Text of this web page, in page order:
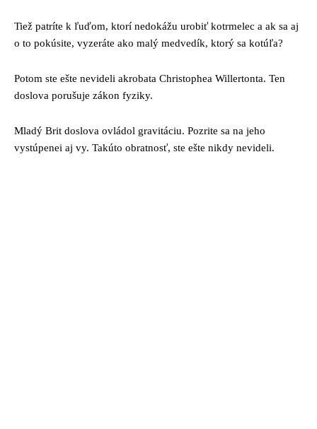
Tiež patríte k ľuďom, ktorí nedokážu urobiť kotrmelec a ak sa aj
o to pokúsite, vyzeráte ako malý medvedík, ktorý sa kotúľa?
Potom ste ešte nevideli akrobata Christophea Willertonta. Ten
doslova porušuje zákon fyziky.
Mladý Brit doslova ovládol gravitáciu. Pozrite sa na jeho
vystúpenei aj vy. Takúto obratnosť, ste ešte nikdy nevideli.